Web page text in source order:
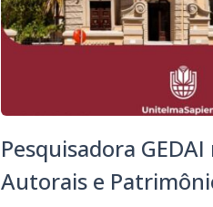
Pesquisadora
Autorais e